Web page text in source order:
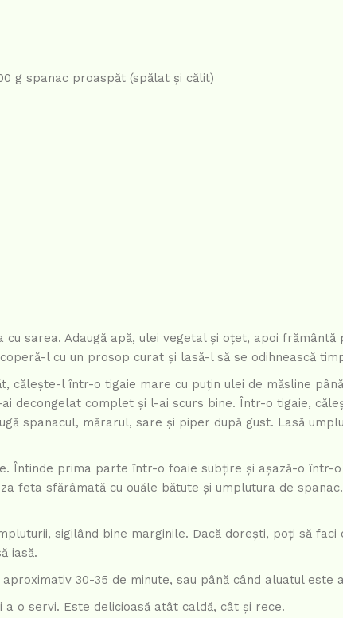
g spanac proaspăt (spălat și călit)
sarea. Adaugă apă, ulei vegetal și oțet, apoi frământă
l cu un prosop curat și lasă-l să se odihnească
călește-l într-o tigaie mare cu puțin ulei de măsline
decongelat complet și l-ai scurs bine. Într-o tigaie,
spanacul, mărarul, sare și piper după gust. Lasă
Întinde prima parte într-o foaie subțire și așază-o într-
feta sfărâmată cu ouăle bătute și umplutura de
sigilând bine marginile. Dacă dorești, poți să faci
iasă.
30-35 de minute, sau până când aluatul este
o servi. Este delicioasă atât caldă, cât și rece.